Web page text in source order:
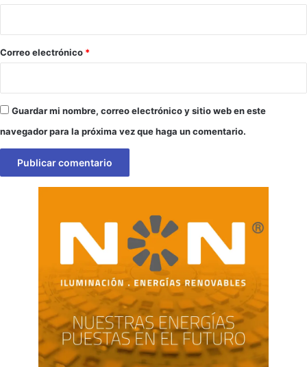
*
Correo electrónico *
Guardar mi nombre, correo electrónico y sitio web en este
navegador para la próxima vez que haga un comentario.